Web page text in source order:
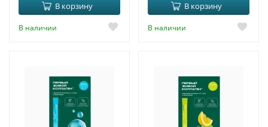
В корзину
В наличии
В корзину
В наличии